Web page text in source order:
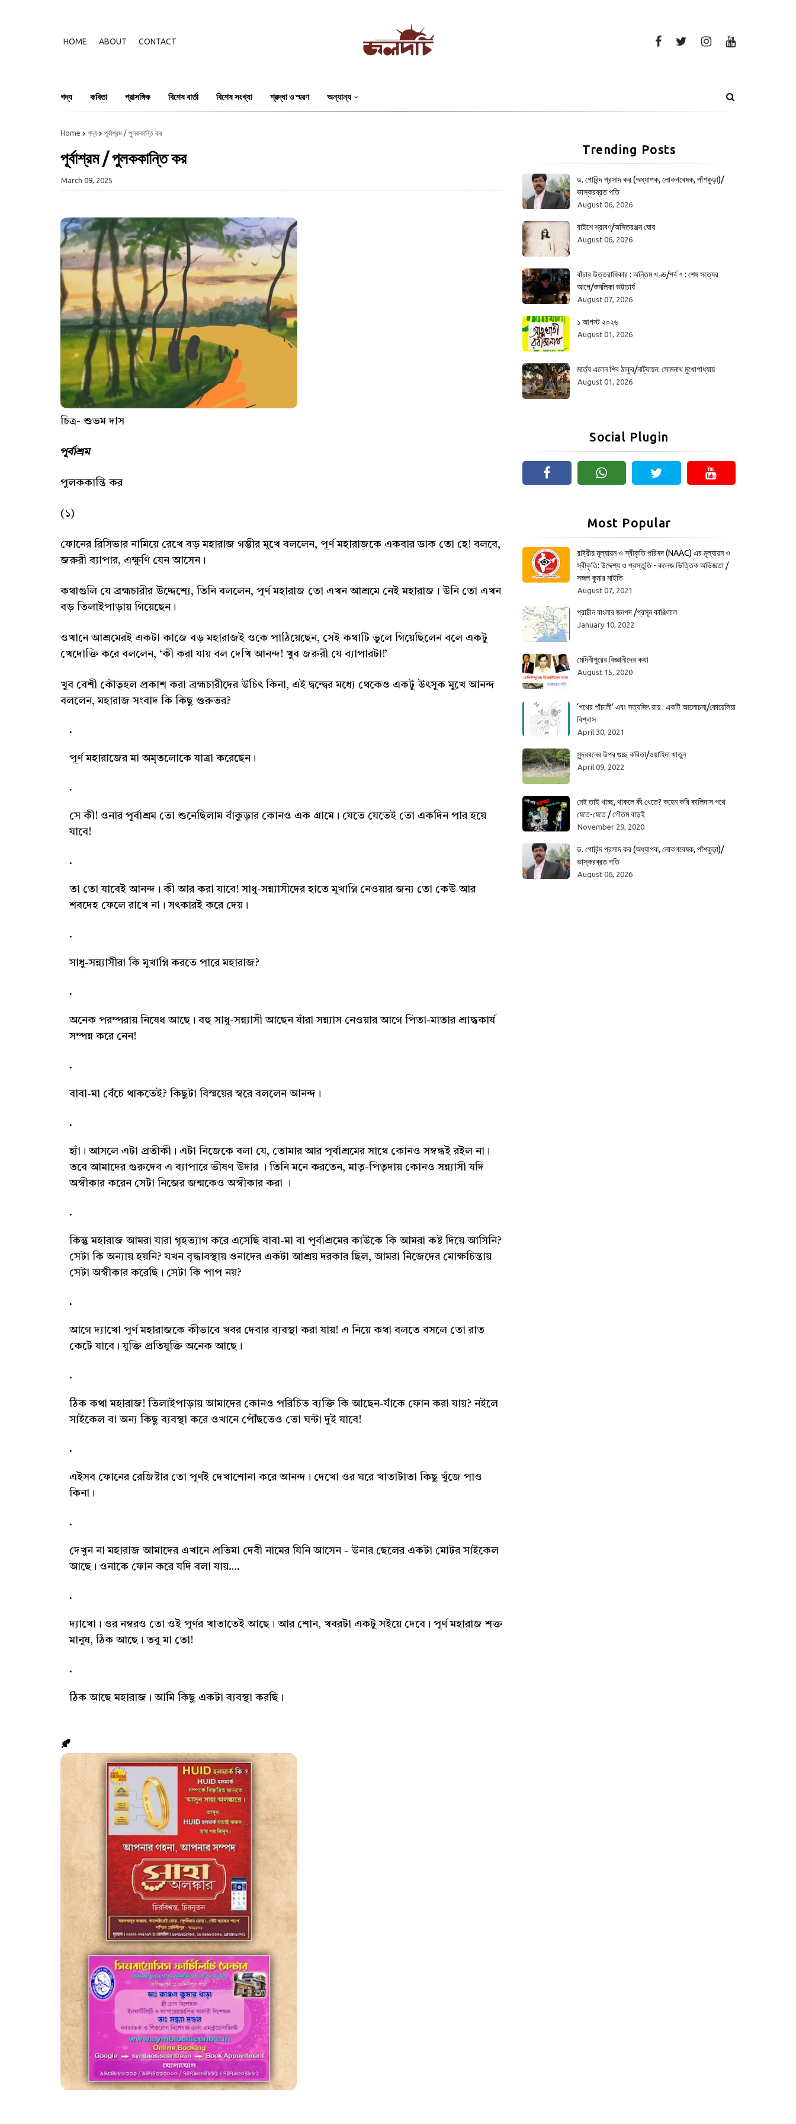
HOME ABOUT CONTACT
গদ্য কবিতা প্রাসঙ্গিক বিশেষ বার্তা বিশেষ সংখ্যা শ্রদ্ধা ও স্মরণ অন্যান্য
Home গদ্য পূর্বাশ্রম / পুলককান্তি কর
পূর্বাশ্রম / পুলককান্তি কর
March 09, 2025
চিত্র- শুভম দাস
পূর্বাশ্রম
পুলককান্তি কর
(১)
ফোনের রিসিভার নামিয়ে রেখে বড় মহারাজ গম্ভীর মুখে বললেন, পূর্ণ মহারাজকে একবার ডাক তো হে! বলবে,
জরুরী ব্যাপার, এক্ষুণি যেন আসেন।
কথাগুলি যে ব্রহ্মচারীর উদ্দেশ্যে, তিনি বললেন, পূর্ণ মহারাজ তো এখন আশ্রমে নেই মহারাজ। উনি তো এখন
বড় তিলাইপাড়ায় গিয়েছেন।
ওখানে আশ্রমেরই একটা কাজে বড় মহারাজই ওকে পাঠিয়েছেন, সেই কথাটি ভুলে গিয়েছিলেন বলে একটু
খেদোক্তি করে বললেন, ‘কী করা যায় বল দেখি আনন্দ! খুব জরুরী যে ব্যাপারটা!’
খুব বেশী কৌতূহল প্রকাশ করা ব্রহ্মচারীদের উচিৎ কিনা, এই দ্বন্দ্বের মধ্যে থেকেও একটু উৎসুক মুখে আনন্দ
বললেন, মহারাজ সংবাদ কি কিছু গুরুতর?
পূর্ণ মহারাজের মা অমৃতলোকে যাত্রা করেছেন।
সে কী! ওনার পূর্বাশ্রম তো শুনেছিলাম বাঁকুড়ার কোনও এক গ্রামে। যেতে যেতেই তো একদিন পার হয়ে
যাবে!
তা তো যাবেই আনন্দ। কী আর করা যাবে! সাধু-সন্ন্যাসীদের হাতে মুখাগ্নি নেওয়ার জন্য তো কেউ আর
শবদেহ ফেলে রাখে না। সৎকারই করে দেয়।
সাধু-সন্ন্যাসীরা কি মুখাগ্নি করতে পারে মহারাজ?
অনেক পরম্পরায় নিষেধ আছে। বহু সাধু-সন্ন্যাসী আছেন যাঁরা সন্ন্যাস নেওয়ার আগে পিতা-মাতার শ্রাদ্ধকার্য
সম্পন্ন করে নেন!
বাবা-মা বেঁচে থাকতেই? কিছুটা বিস্ময়ের স্বরে বললেন আনন্দ।
হ্যাঁ। আসলে এটা প্রতীকী। এটা নিজেকে বলা যে, তোমার আর পূর্বাশ্রমের সাথে কোনও সম্বন্ধই রইল না।
তবে আমাদের গুরুদেব এ ব্যাপারে ভীষণ উদার । তিনি মনে করতেন, মাতৃ-পিতৃদায় কোনও সন্ন্যাসী যদি
অস্বীকার করেন সেটা নিজের জন্মকেও অস্বীকার করা ।
কিন্তু মহারাজ আমরা যারা গৃহত্যাগ করে এসেছি বাবা-মা বা পূর্বাশ্রমের কাউকে কি আমরা কষ্ট দিয়ে আসিনি?
সেটা কি অন্যায় হয়নি? যখন বৃদ্ধাবস্থায় ওনাদের একটা আশ্রয় দরকার ছিল, আমরা নিজেদের মোক্ষচিন্তায়
সেটা অস্বীকার করেছি। সেটা কি পাপ নয়?
আগে দ্যাখো পূর্ণ মহারাজকে কীভাবে খবর দেবার ব্যবস্থা করা যায়! এ নিয়ে কথা বলতে বসলে তো রাত
কেটে যাবে। যুক্তি প্রতিযুক্তি অনেক আছে।
ঠিক কথা মহারাজ! তিলাইপাড়ায় আমাদের কোনও পরিচিত ব্যক্তি কি আছেন-যাঁকে ফোন করা যায়? নইলে
সাইকেল বা অন্য কিছু ব্যবস্থা করে ওখানে পৌঁছতেও তো ঘন্টা দুই যাবে!
এইসব ফোনের রেজিষ্টার তো পূর্ণই দেখাশোনা করে আনন্দ। দেখো ওর ঘরে খাতাটাতা কিছু খুঁজে পাও
কিনা।
দেখুন না মহারাজ আমাদের এখানে প্রতিমা দেবী নামের যিনি আসেন - উনার ছেলের একটা মোটর সাইকেল
আছে। ওনাকে ফোন করে যদি বলা যায়….
দ্যাখো। ওর নম্বরও তো ওই পূর্ণর খাতাতেই আছে। আর শোন, খবরটা একটু সইয়ে দেবে। পূর্ণ মহারাজ শক্ত
মানুষ, ঠিক আছে। তবু মা তো!
ঠিক আছে মহারাজ। আমি কিছু একটা ব্যবস্থা করছি।
🍂
Trending Posts
ড. গোবিন্দ প্রসাদ কর (অধ্যাপক, লোকগবেষক, পাঁশকুড়া)/
ভাস্করব্রত পতি
August 06, 2026
বাইশে শ্রাবণ/অসিতরঞ্জন ঘোষ
August 06, 2026
বাঁচার উত্তরাধিকার : অন্তিম খণ্ড/পর্ব ৭ : শেষ সত্যের
আগে/কমলিকা ভট্টাচার্য
August 07, 2026
১ আগস্ট ২০২৬
August 01, 2026
মর্ত্যে এলেন শিব ঠাকুর/নাট্যায়ন: সোমনাথ মুখোপাধ্যায়
August 01, 2026
Social Plugin
Most Popular
রাষ্ট্রীয় মূল্যায়ন ও স্বীকৃতি পরিষদ (NAAC) এর মূল্যায়ন ও
স্বীকৃতি: উদ্দেশ্য ও প্রস্তুতি - কলেজ ভিত্তিক অভিজ্ঞতা /
সজল কুমার মাইতি
August 07, 2021
প্রাচীন বাংলার জনপদ /প্রসূন কাঞ্জিলাল
January 10, 2022
মেদিনীপুরের বিজ্ঞানীদের কথা
August 15, 2020
‘পথের পাঁচালী’ এবং সত্যজিৎ রায় : একটি আলোচনা/কোয়েলিয়া
বিশ্বাস
April 30, 2021
সুন্দরবনের উপর গুচ্ছ কবিতা/ওয়াহিদা খাতুন
April 09, 2022
নেই তাই খাচ্ছ, থাকলে কী খেতে? কহেন কবি কালিদাস পথে
যেতে-যেতে / গৌতম বাড়ই
November 29, 2020
ড. গোবিন্দ প্রসাদ কর (অধ্যাপক, লোকগবেষক, পাঁশকুড়া)/
ভাস্করব্রত পতি
August 06, 2026